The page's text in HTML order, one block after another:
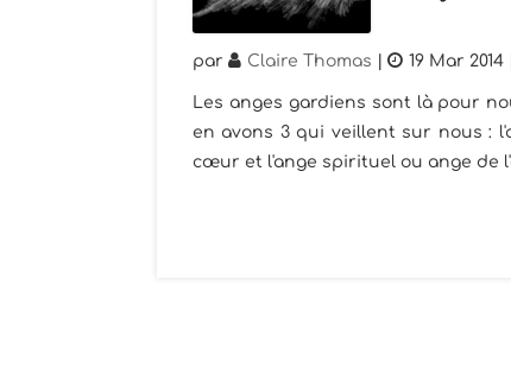
par Claire Thomas 19 Mar 2014
Les anges gardiens sont là pour
en avons 3 qui veillent sur nous :
cœur et l'ange spirituel ou ange de